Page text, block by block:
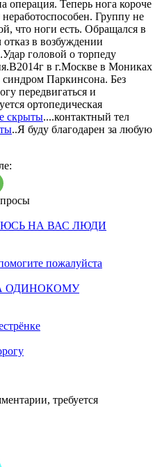
Теперь нога короче
Группу не
что ноги есть. Обращался в
в возбуждении
головой о торпеду
в г.Москве в Мониках
синдром Паркинсона. Без
передвигаться и
ортопедическая
скрыты....контактный тел
..Я буду благодарен за любую
НА ВАС ЛЮДИ
пожалуйста
ОДИНОКОМУ
требуется